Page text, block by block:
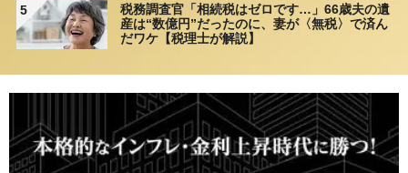
5
税務調査官「相続税はゼロです…」66歳夫の遺
産は“数億円”だったのに、妻が〈無税〉で済ん
だワケ【税理士が解説】